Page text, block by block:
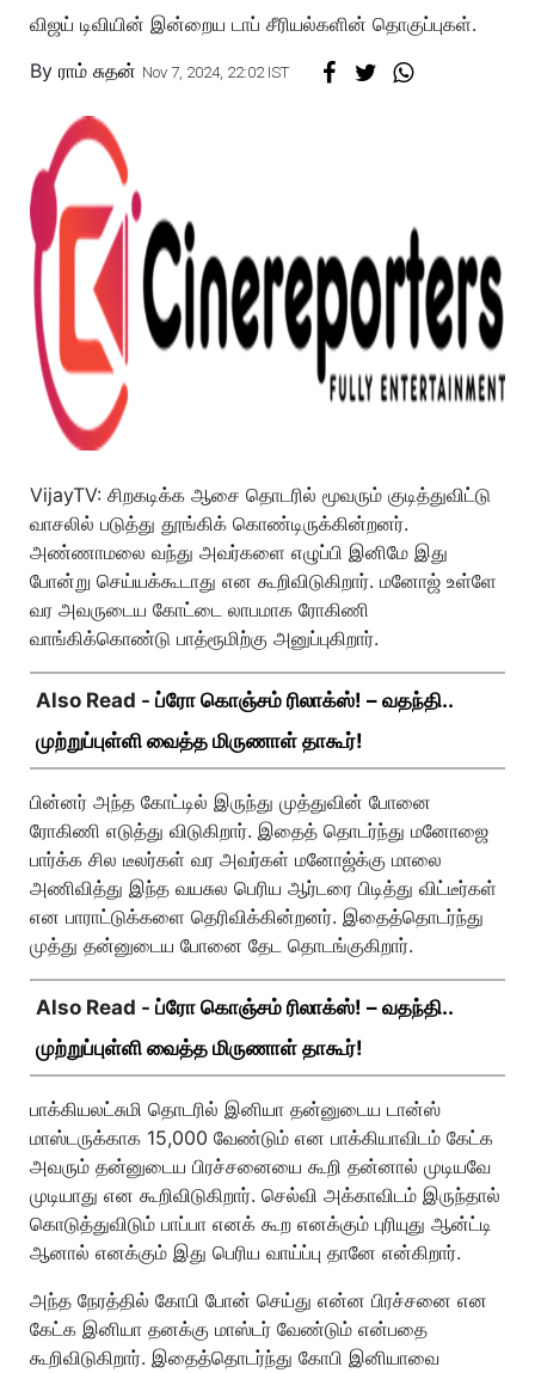
விஜய் டிவியின் இன்றைய டாப் சீரியல்களின் தொகுப்புகள்.
By ராம் சுதன் Nov 7, 2024, 22:02 IST
VijayTV: சிறகடிக்க ஆசை தொடரில் மூவரும் குடித்துவிட்டு
வாசலில் படுத்து தூங்கிக் கொண்டிருக்கின்றனர்.
அண்ணாமலை வந்து அவர்களை எழுப்பி இனிமே இது
போன்று செய்யக்கூடாது என கூறிவிடுகிறார். மனோஜ் உள்ளே
வர அவருடைய கோட்டை லாபமாக ரோகிணி
வாங்கிக்கொண்டு பாத்ரூமிற்கு அனுப்புகிறார்.
Also Read - ப்ரோ கொஞ்சம் ரிலாக்ஸ்! – வதந்தி..
முற்றுப்புள்ளி வைத்த மிருணாள் தாகூர்!
பின்னர் அந்த கோட்டில் இருந்து முத்துவின் போனை
ரோகிணி எடுத்து விடுகிறார். இதைத் தொடர்ந்து மனோஜை
பார்க்க சில டீலர்கள் வர அவர்கள் மனோஜ்க்கு மாலை
அணிவித்து இந்த வயசுல பெரிய ஆர்டரை பிடித்து விட்டீர்கள்
என பாராட்டுக்களை தெரிவிக்கின்றனர். இதைத்தொடர்ந்து
முத்து தன்னுடைய போனை தேட தொடங்குகிறார்.
Also Read - ப்ரோ கொஞ்சம் ரிலாக்ஸ்! – வதந்தி..
முற்றுப்புள்ளி வைத்த மிருணாள் தாகூர்!
பாக்கியலட்சுமி தொடரில் இனியா தன்னுடைய டான்ஸ்
மாஸ்டருக்காக 15,000 வேண்டும் என பாக்கியாவிடம் கேட்க
அவரும் தன்னுடைய பிரச்சனையை கூறி தன்னால் முடியவே
முடியாது என கூறிவிடுகிறார். செல்வி அக்காவிடம் இருந்தால்
கொடுத்துவிடும் பாப்பா எனக் கூற எனக்கும் புரியுது ஆன்ட்டி
ஆனால் எனக்கும் இது பெரிய வாய்ப்பு தானே என்கிறார்.
அந்த நேரத்தில் கோபி போன் செய்து என்ன பிரச்சனை என
கேட்க இனியா தனக்கு மாஸ்டர் வேண்டும் என்பதை
கூறிவிடுகிறார். இதைத்தொடர்ந்து கோபி இனியாவை